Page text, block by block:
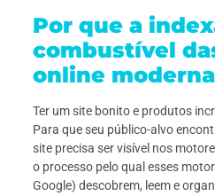
Por que a
combustível
online
Ter um site bonito e produtos
Para que seu público-alvo
site precisa ser visível nos
o processo pelo qual esses
Google) descobrem, leem e